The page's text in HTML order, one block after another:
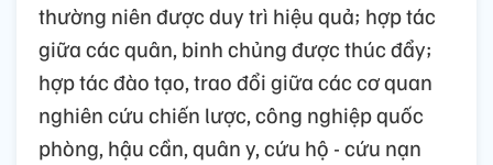
thường niên được duy trì hiệu quả; hợp tác
giữa các quân, binh chủng được thúc đẩy;
hợp tác đào tạo, trao đổi giữa các cơ quan
nghiên cứu chiến lược, công nghiệp quốc
phòng, hậu cần, quân y, cứu hộ - cứu nạn